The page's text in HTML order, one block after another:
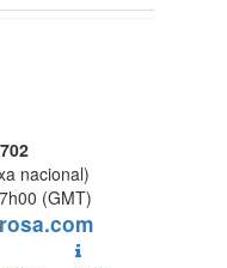
nacional)
(GMT)